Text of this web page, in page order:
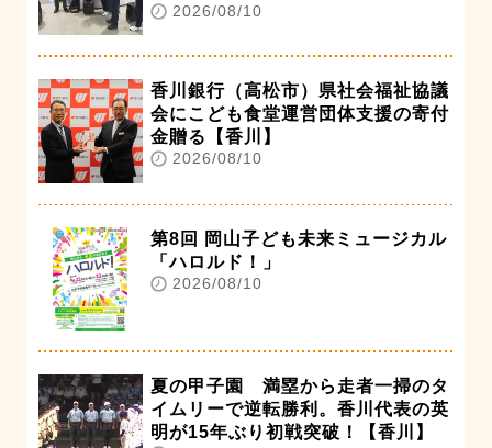
2026/08/10
香川銀行（高松市）県社会福祉協議
会にこども食堂運営団体支援の寄付
金贈る【香川】
2026/08/10
第8回 岡山子ども未来ミュージカル
「ハロルド！」
2026/08/10
夏の甲子園 満塁から走者一掃のタ
イムリーで逆転勝利。香川代表の英
明が15年ぶり初戦突破！【香川】